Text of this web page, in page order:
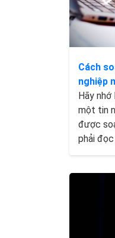
Cách
nghiệp
Hãy nhớ
một tin
được
phải đọc